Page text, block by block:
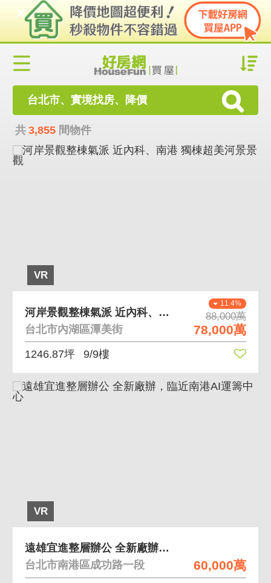
台北市、實境找房、降價
共 3,855 間物件
VR
11.4%
88,000萬
78,000萬
河岸景觀整棟氣派 近內科、南港 獨棟超美河景景觀
台北市內湖區潭美街
1246.87坪 9/9樓
VR
60,000萬
遠雄宜進整層辦公 全新廠辦，臨近南港AI運籌中心
台北市南港區成功路一段